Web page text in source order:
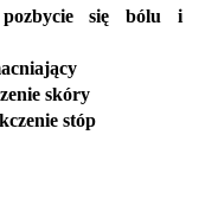
pozbycie się bólu i
skóry
stóp